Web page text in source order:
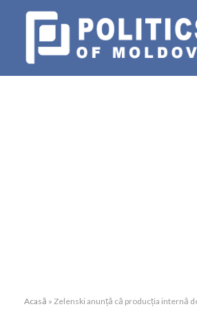
Acasă » Zelenski anunță că producția internă